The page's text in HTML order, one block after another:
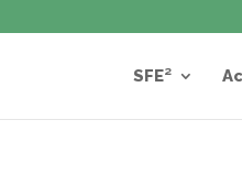
SFE²